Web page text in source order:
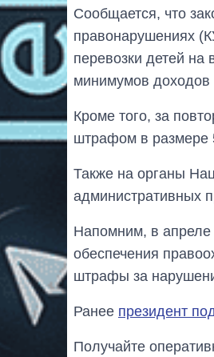
Сообщается, что
правонарушениях
перевозки детей
минимумов доходов
Кроме того, за
штрафом в размере
Также на органы
административных
Напомним, в апреле
обеспечения
штрафы за
Ранее президент
Получайте